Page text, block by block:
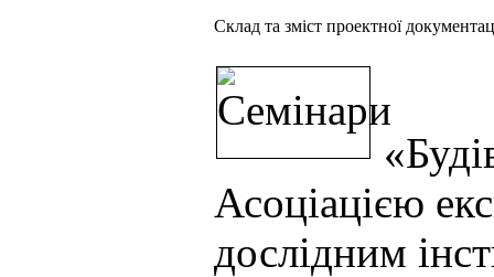
Cклад та зміст проектної
Асоціацією
дослідним